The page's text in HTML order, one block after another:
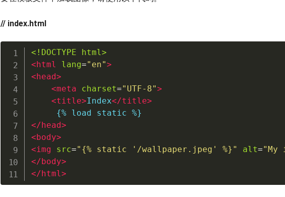
// index.html
<!DOCTYPE html>
< html lang=" en">
< head>
<meta charset=" UTF-8">
<title>Index</title>
</ head>
< body>
<img src=" {% static '/wallpaper.jpeg' %} " alt=" My
</ body>
</ html>